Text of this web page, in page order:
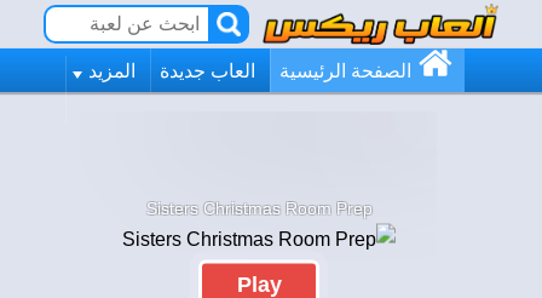
الصفحة الرئيسية العاب جديدة المزيد
Sisters Christmas Room Prep
Play